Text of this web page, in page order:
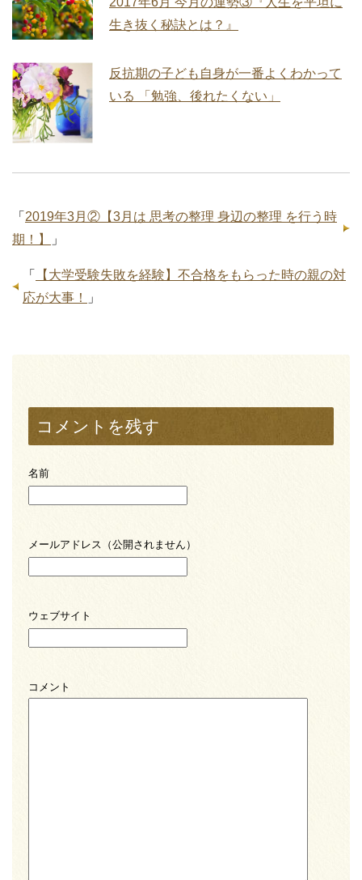
生き抜く秘訣とは？』
反抗期の子ども自身が一番よくわかって
いる 「勉強、後れたくない」
「 2019年3月②【3月は 思考の整理 身辺の整理 を行う時
期！】
」
「
【大学受験失敗を経験】不合格をもらった時の親の対
応が大事！
」
コメントを残す
名前
メールアドレス（公開されません）
ウェブサイト
コメント